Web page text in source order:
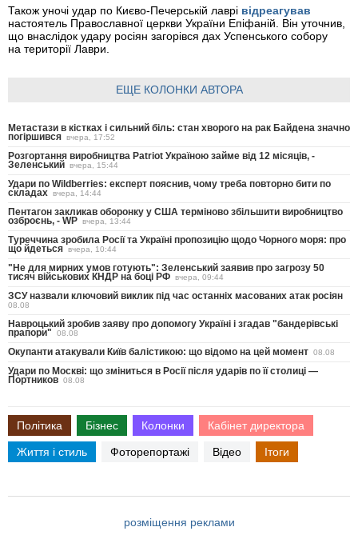
Також уночі удар по Києво-Печерській лаврі відреагував
настоятель Православної церкви України Епіфаній. Він уточнив,
що внаслідок удару росіян загорівся дах Успенського собору
на території Лаври.
ЕЩЕ КОЛОНКИ АВТОРА
Метастази в кістках і сильний біль: стан хворого на рак Байдена значно
погіршився вчера, 17:52
Розгортання виробництва Patriot Україною займе від 12 місяців, -
Зеленський вчера, 15:44
Удари по Wildberries: експерт пояснив, чому треба повторно бити по
складах вчера, 14:44
Пентагон закликав оборонку у США терміново збільшити виробництво
озброєнь, - WP вчера, 13:44
Туреччина зробила Росії та Україні пропозицію щодо Чорного моря: про
що йдеться вчера, 10:44
"Не для мирних умов готують": Зеленський заявив про загрозу 50
тисяч військових КНДР на боці РФ вчера, 09:44
ЗСУ назвали ключовий виклик під час останніх масованих атак росіян
08.08
Навроцький зробив заяву про допомогу Україні і згадав "бандерівські
прапори" 08.08
Окупанти атакували Київ балістикою: що відомо на цей момент 08.08
Удари по Москві: що зміниться в Росії після ударів по її столиці —
Портников 08.08
Політика Бізнес Колонки Кабінет директора
Життя і стиль Фоторепортажі Відео Ітоги
розміщення реклами